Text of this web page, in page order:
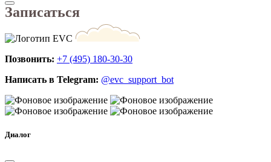
Записаться
Позвонить: +7 (495) 180-30-30
Написать в Telegram: @evc_support_bot
Диалог